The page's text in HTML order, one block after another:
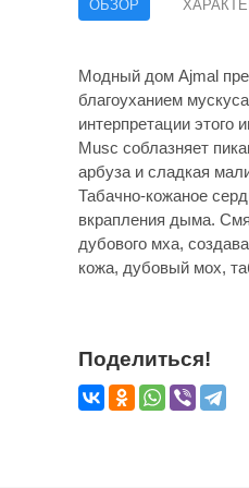
ОБЗОР
Модный дом Ajmal
благоуханием
интерпретации этого
Musc соблазняет
арбуза и сладкая
Табачно-кожаное
вкрапления дыма.
дубового мха,
кожа, дубовый мох,
Поделиться!